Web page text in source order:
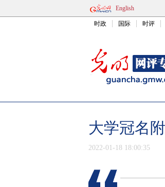
English
时政 国际 时评
大学冠名
2022-01-18 18:00:35